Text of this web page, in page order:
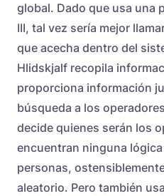
global. Dado que usa una
III, tal vez sería mejor
que acecha dentro del
Hlidskjalf recopila
proporciona información
búsqueda a los
decide quienes serán los
encuentran ninguna
personas,
aleatorio. Pero también